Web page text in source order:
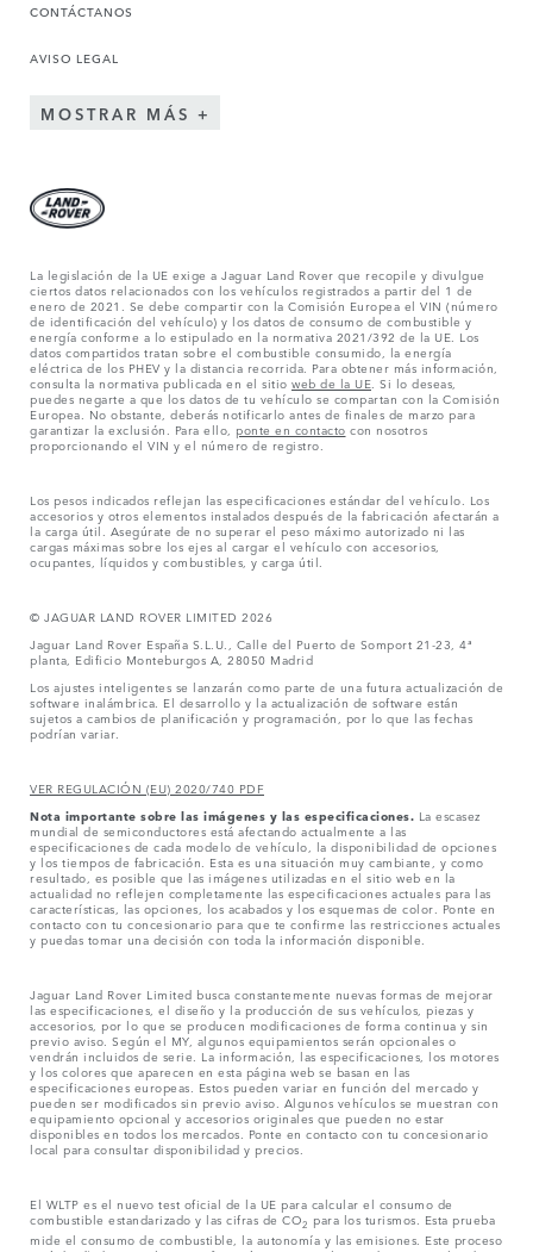
CONTÁCTANOS
AVISO LEGAL
MOSTRAR MÁS
La legislación de la UE exige a Jaguar Land Rover que recopile y divulgue
ciertos datos relacionados con los vehículos registrados a partir del 1 de
enero de 2021. Se debe compartir con la Comisión Europea el VIN (número
de identificación del vehículo) y los datos de consumo de combustible y
energía conforme a lo estipulado en la normativa 2021/392 de la UE. Los
datos compartidos tratan sobre el combustible consumido, la energía
eléctrica de los PHEV y la distancia recorrida. Para obtener más información,
consulta la normativa publicada en el sitio web de la UE . Si lo deseas,
puedes negarte a que los datos de tu vehículo se compartan con la Comisión
Europea. No obstante, deberás notificarlo antes de finales de marzo para
garantizar la exclusión. Para ello, ponte en contacto con nosotros
proporcionando el VIN y el número de registro.
Los pesos indicados reflejan las especificaciones estándar del vehículo. Los
accesorios y otros elementos instalados después de la fabricación afectarán a
la carga útil. Asegúrate de no superar el peso máximo autorizado ni las
cargas máximas sobre los ejes al cargar el vehículo con accesorios,
ocupantes, líquidos y combustibles, y carga útil.
© JAGUAR LAND ROVER LIMITED 2026
Jaguar Land Rover España S.L.U., Calle del Puerto de Somport 21-23, 4ª
planta, Edificio Monteburgos A, 28050 Madrid
Los ajustes inteligentes se lanzarán como parte de una futura actualización de
software inalámbrica. El desarrollo y la actualización de software están
sujetos a cambios de planificación y programación, por lo que las fechas
podrían variar.
VER REGULACIÓN (EU) 2020/740 PDF
Nota importante sobre las imágenes y las especificaciones. La escasez
mundial de semiconductores está afectando actualmente a las
especificaciones de cada modelo de vehículo, la disponibilidad de opciones
y los tiempos de fabricación. Esta es una situación muy cambiante, y como
resultado, es posible que las imágenes utilizadas en el sitio web en la
actualidad no reflejen completamente las especificaciones actuales para las
características, las opciones, los acabados y los esquemas de color. Ponte en
contacto con tu concesionario para que te confirme las restricciones actuales
y puedas tomar una decisión con toda la información disponible.
Jaguar Land Rover Limited busca constantemente nuevas formas de mejorar
las especificaciones, el diseño y la producción de sus vehículos, piezas y
accesorios, por lo que se producen modificaciones de forma continua y sin
previo aviso. Según el MY, algunos equipamientos serán opcionales o
vendrán incluidos de serie. La información, las especificaciones, los motores
y los colores que aparecen en esta página web se basan en las
especificaciones europeas. Estos pueden variar en función del mercado y
pueden ser modificados sin previo aviso. Algunos vehículos se muestran con
equipamiento opcional y accesorios originales que pueden no estar
disponibles en todos los mercados. Ponte en contacto con tu concesionario
local para consultar disponibilidad y precios.
El WLTP es el nuevo test oficial de la UE para calcular el consumo de
combustible estandarizado y las cifras de CO2 para los turismos. Esta prueba
mide el consumo de combustible, la autonomía y las emisiones. Este proceso